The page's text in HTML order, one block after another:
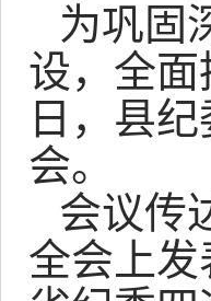
为巩固
设，全
日，县
会。
会议传
全会上